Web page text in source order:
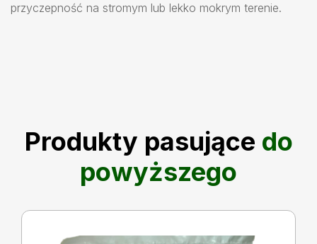
przyczepność na stromym lub lekko mokrym terenie.
Produkty pasujące do
powyższego